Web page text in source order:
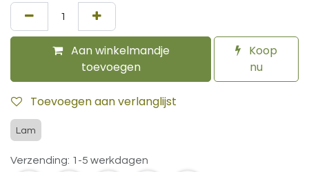
Aan winkelmandje
toevoegen
Koop
nu
Toevoegen aan verlanglijst
Lam
Verzending: 1-5 werkdagen